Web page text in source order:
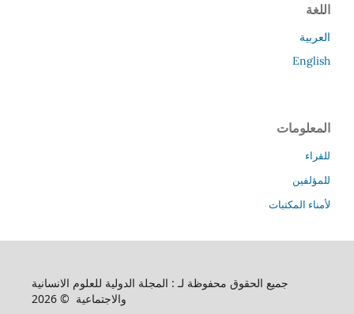
اللغة
العربية
English
المعلومات
للقراء
للمؤلفين
لأمناء المكتبات
جميع الحقوق محفوظة لـ : المجلة الدولية للعلوم الانسانية
والاجتماعية © 2026